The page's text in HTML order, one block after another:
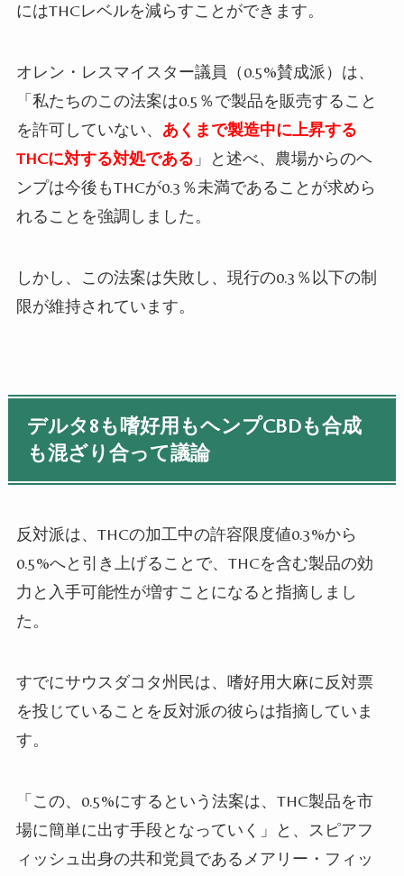
にはTHCレベルを減らすことができます。
オレン・レスマイスター議員（0.5%賛成派）は、
「私たちのこの法案は0.5 ％で製品を販売すること
を許可していない、 あくまで製造中に上昇する
THCに対する対処である 」と述べ、農場からのヘ
ンプは今後もTHCが0.3 ％未満であることが求めら
れることを強調しました。
しかし、この法案は失敗し、現行の0.3 ％以下の制
限が維持されています。
デルタ8も嗜好用もヘンプCBDも合成
も混ざり合って議論
反対派は、 THCの加工中の許容限度値0.3%から
0.5%へと引き上げることで、 THCを含む製品の効
力と入手可能性が増すことになると指摘しまし
た。
すでにサウスダコタ州民は、嗜好用大麻に反対票
を投じていることを反対派の彼らは指摘していま
す。
「この、0.5%にするという法案は、 THC製品を市
場に簡単に出す手段となっていく」と、スピアフ
ィッシュ出身の共和党員であるメアリー・フィッ